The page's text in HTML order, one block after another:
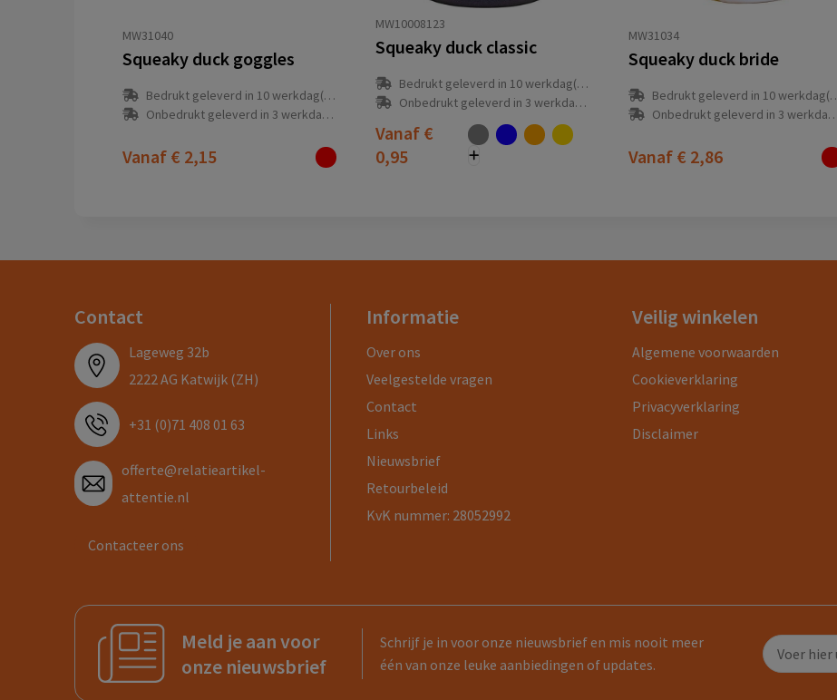
MW31040
Squeaky duck goggles
Bedrukt geleverd in 10 werkdag(en)
Onbedrukt geleverd in 3 werkdag(en)
Vanaf € 2,15
MW10008123
Squeaky duck classic
Bedrukt geleverd in 10 werkdag(en)
Onbedrukt geleverd in 3 werkdag(en)
Vanaf €
0,95
MW31034
Squeaky duck bride
Bedrukt geleverd in 10 werkdag(en)
Onbedrukt geleverd in 3 werkdag(en)
Vanaf € 2,86
Contact
Lageweg 32b
2222 AG Katwijk (ZH)
+31 (0)71 408 01 63
offerte@relatieartikel-
attentie.nl
Contacteer ons
Informatie
Over ons
Veelgestelde vragen
Contact
Links
Nieuwsbrief
Retourbeleid
KvK nummer: 28052992
Veilig winkelen
Algemene voorwaarden
Cookieverklaring
Privacyverklaring
Disclaimer
Meld je aan voor
onze nieuwsbrief
Schrijf je in voor onze nieuwsbrief en mis nooit meer
één van onze leuke aanbiedingen of updates.